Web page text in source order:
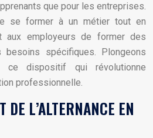
que pour les entreprises.
se former à un métier tout en
aux employeurs de former des
spécifiques. Plongeons
dispositif qui révolutionne
professionnelle.
DE L’ALTERNANCE EN